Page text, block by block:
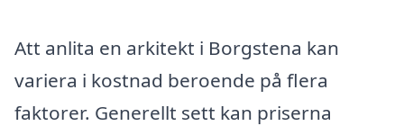
Att anlita en arkitekt i Borgstena kan
variera i kostnad beroende på flera
faktorer. Generellt sett kan priserna